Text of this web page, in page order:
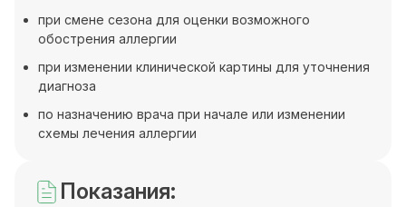
при смене сезона для оценки возможного
обострения аллергии
при изменении клинической картины для уточнения
диагноза
по назначению врача при начале или изменении
схемы лечения аллергии
Показания: